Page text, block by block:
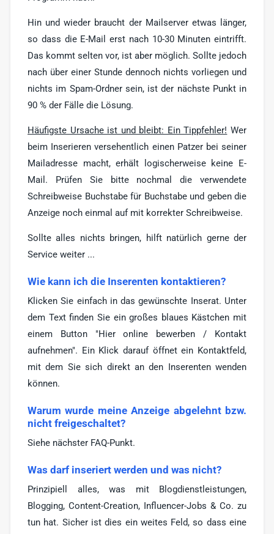
Hin und wieder braucht der Mailserver etwas länger,
so dass die E-Mail erst nach 10-30 Minuten eintrifft.
Das kommt selten vor, ist aber möglich. Sollte jedoch
nach über einer Stunde dennoch nichts vorliegen und
nichts im Spam-Ordner sein, ist der nächste Punkt in
90 % der Fälle die Lösung.
Häufigste Ursache ist und bleibt: Ein Tippfehler! Wer
beim Inserieren versehentlich einen Patzer bei seiner
Mailadresse macht, erhält logischerweise keine E-
Mail. Prüfen Sie bitte nochmal die verwendete
Schreibweise Buchstabe für Buchstabe und geben die
Anzeige noch einmal auf mit korrekter Schreibweise.
Sollte alles nichts bringen, hilft natürlich gerne der
Service weiter ...
Wie kann ich die Inserenten kontaktieren?
Klicken Sie einfach in das gewünschte Inserat. Unter
dem Text finden Sie ein großes blaues Kästchen mit
einem Button "Hier online bewerben / Kontakt
aufnehmen". Ein Klick darauf öffnet ein Kontaktfeld,
mit dem Sie sich direkt an den Inserenten wenden
können.
Warum wurde meine Anzeige abgelehnt bzw.
nicht freigeschaltet?
Siehe nächster FAQ-Punkt.
Was darf inseriert werden und was nicht?
Prinzipiell alles, was mit Blogdienstleistungen,
Blogging, Content-Creation, Influencer-Jobs & Co. zu
tun hat. Sicher ist dies ein weites Feld, so dass eine